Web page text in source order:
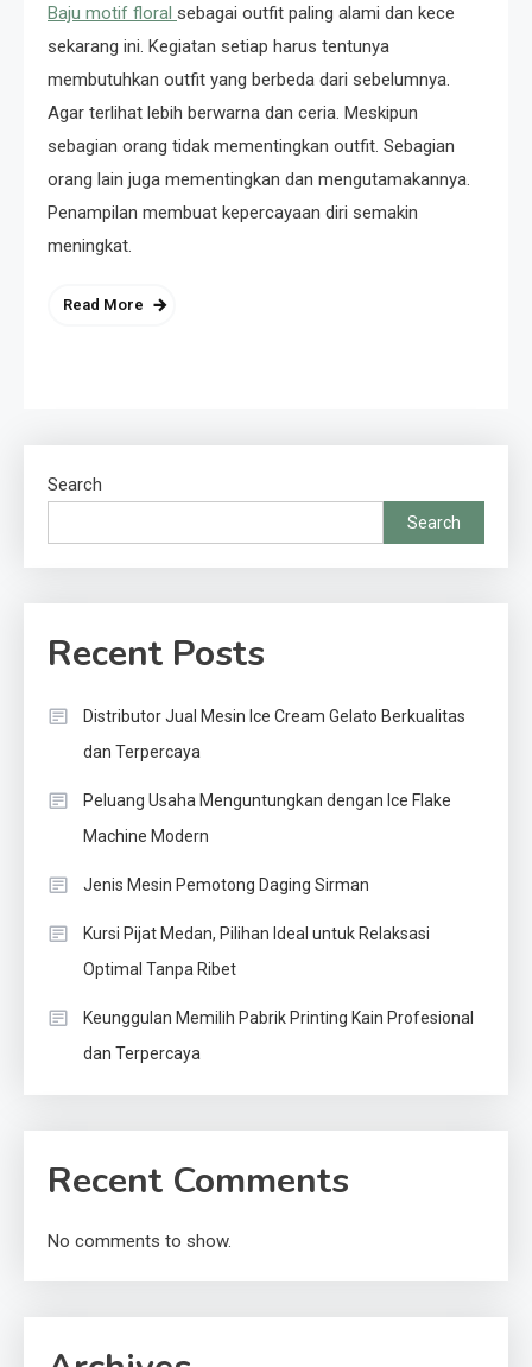
Baju motif floral sebagai outfit paling alami dan kece
sekarang ini. Kegiatan setiap harus tentunya
membutuhkan outfit yang berbeda dari sebelumnya.
Agar terlihat lebih berwarna dan ceria. Meskipun
sebagian orang tidak mementingkan outfit. Sebagian
orang lain juga mementingkan dan mengutamakannya.
Penampilan membuat kepercayaan diri semakin
meningkat.
Read More
Search
Search
Recent Posts
Distributor Jual Mesin Ice Cream Gelato Berkualitas
dan Terpercaya
Peluang Usaha Menguntungkan dengan Ice Flake
Machine Modern
Jenis Mesin Pemotong Daging Sirman
Kursi Pijat Medan, Pilihan Ideal untuk Relaksasi
Optimal Tanpa Ribet
Keunggulan Memilih Pabrik Printing Kain Profesional
dan Terpercaya
Recent Comments
No comments to show.